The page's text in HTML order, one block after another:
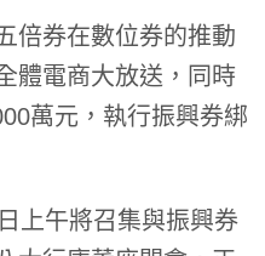
倍券在數位券的推動
體電商大放送，同時
萬元，執行振興券綁
上午將召集與振興券